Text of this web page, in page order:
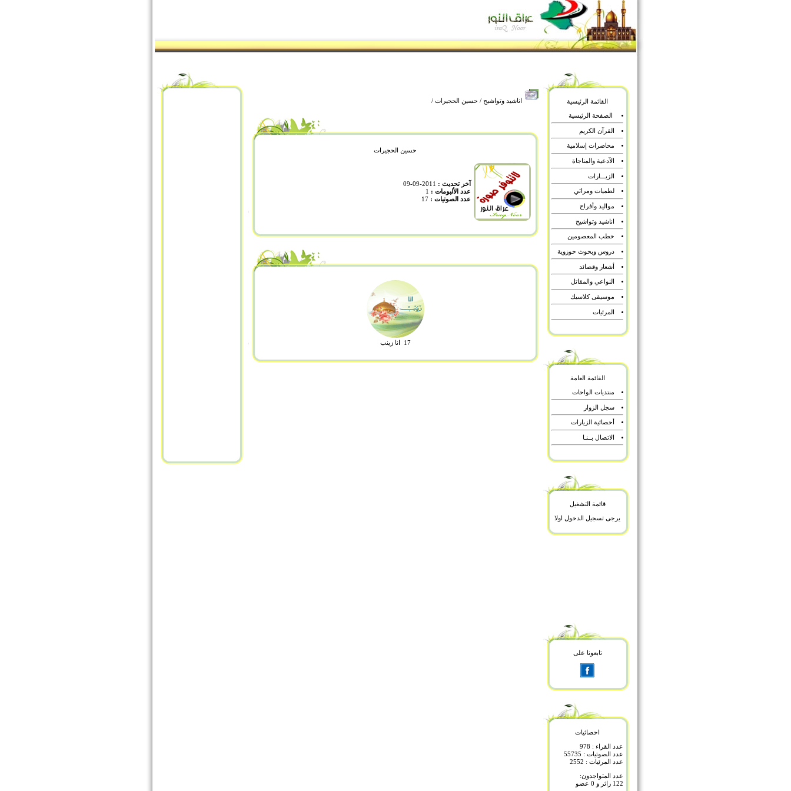
اناشيد وتواشيح / حسين الحجيرات /
حسين الحجيرات
آخر تحديث : 2011-09-09
عدد الألبومات : 1
عدد الصوتيات : 17
17 انا زينب
القائمة الرئيسية
الصفحة الرئيسية
القرآن الكريم
محاضرات إسلامية
الآدعية والمناجاة
الزيـــارات
لطميات ومراثي
مواليد وأفراح
اناشيد وتواشيح
خطب المعصومين
دروس وبحوث حوزوية
أشعار وقصائد
النواعي والمقاتل
موسيقى كلاسيك
المرئيات
القائمة العامة
منتديات الواحات
سجل الزوار
أحصائية الزيارات
الاتصال بــنـا
قائمة التشغيل
يرجى تسجيل الدخول اولا
تابعونا على
احصائيات
عدد القراء : 978
عدد الصوتيات : 55735
عدد المرئيات : 2552
عدد المتواجدون:
122 زائر و 0 عضو